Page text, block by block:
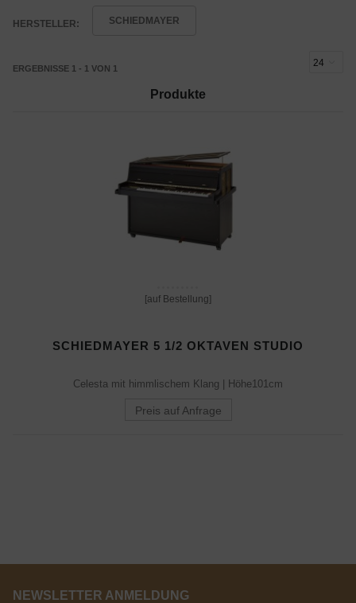
HERSTELLER: SCHIEDMAYER
ERGEBNISSE 1 - 1 VON 1
Produkte
[auf Bestellung]
SCHIEDMAYER 5 1/2 OKTAVEN STUDIO
Celesta mit himmlischem Klang | Höhe101cm
Preis auf Anfrage
NEWSLETTER ANMELDUNG